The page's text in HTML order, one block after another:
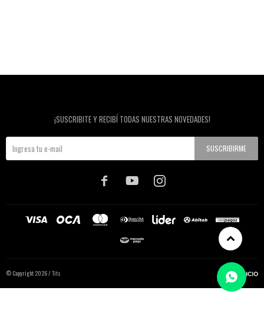
¡SUSCRIBITE Y RECIBÍ TODAS NUESTRAS NOVEDADES!
SUSCRIBIRME
  
© Copyright 2026 / Tits